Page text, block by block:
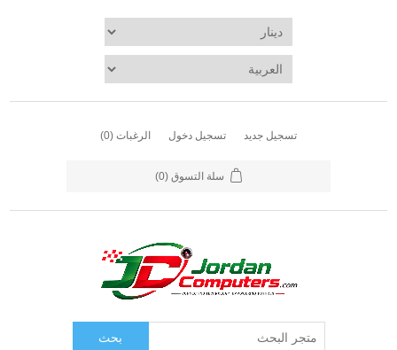
تسجيل جديد تسجيل دخول الرغبات (0)
سلة التسوق (0)
بحث